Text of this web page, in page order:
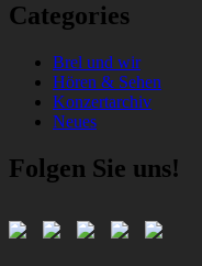
Categories
Brel und wir
Hören & Sehen
Konzertarchiv
Neues
Folgen Sie uns!